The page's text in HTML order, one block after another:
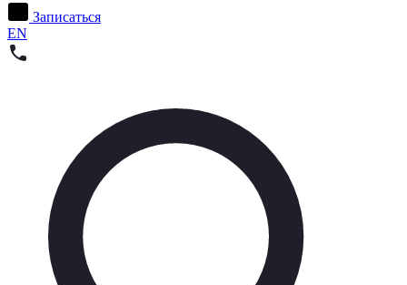
Записаться
EN